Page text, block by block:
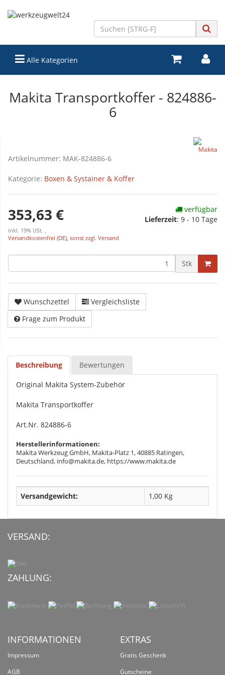
Alle Kategorien
Makita Transportkoffer - 824886-
6
Artikelnummer: MAK-824886-6
Kategorie: Boxen & Systainer & Koffer
353,63 €
inkl. 19% USt. ,
Versandkostenfrei (DE), sonst zzgl. Versand
verfügbar
Lieferzeit: 9 - 10 Tage
Stk
Wunschzettel
Vergleichsliste
Frage zum Produkt
Beschreibung Bewertungen
Original Makita System-Zubehör
Makita Transportkoffer
Art.Nr. 824886-6
Herstellerinformationen:
Makita Werkzeug GmbH, Makita-Platz 1, 40885 Ratingen,
Deutschland, info@makita.de, https://www.makita.de
Versandgewicht: 1,00 Kg
VERSAND:
ZAHLUNG:
INFORMATIONEN
Impressum
AGB
EXTRAS
Gratis Geschenk
Gutscheine